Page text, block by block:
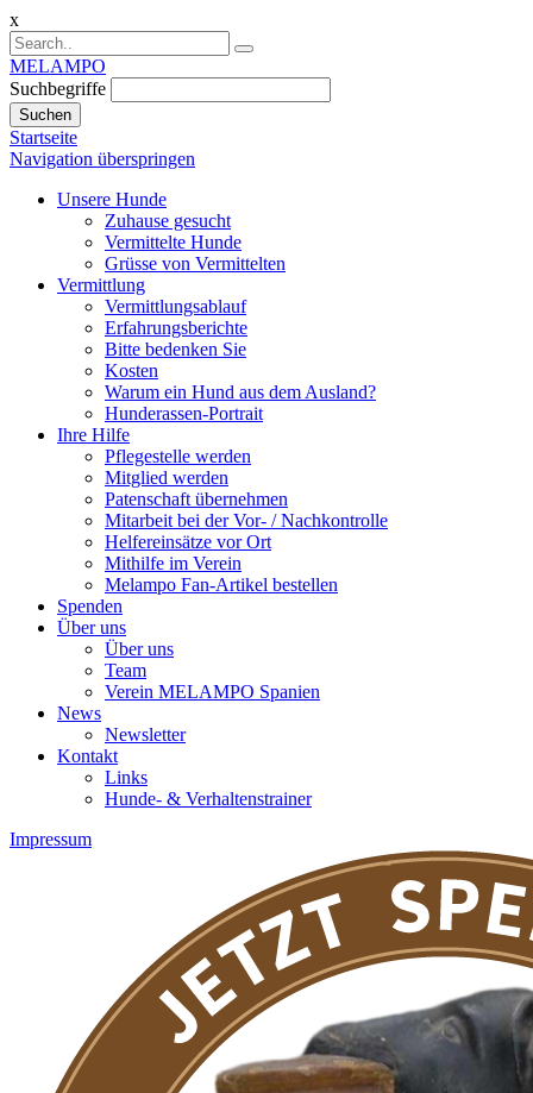
x
MELAMPO
Suchbegriffe
Suchen
Startseite
Navigation überspringen
Unsere Hunde
Zuhause gesucht
Vermittelte Hunde
Grüsse von Vermittelten
Vermittlung
Vermittlungsablauf
Erfahrungsberichte
Bitte bedenken Sie
Kosten
Warum ein Hund aus dem Ausland?
Hunderassen-Portrait
Ihre Hilfe
Pflegestelle werden
Mitglied werden
Patenschaft übernehmen
Mitarbeit bei der Vor- / Nachkontrolle
Helfereinsätze vor Ort
Mithilfe im Verein
Melampo Fan-Artikel bestellen
Spenden
Über uns
Über uns
Team
Verein MELAMPO Spanien
News
Newsletter
Kontakt
Links
Hunde- & Verhaltenstrainer
Impressum